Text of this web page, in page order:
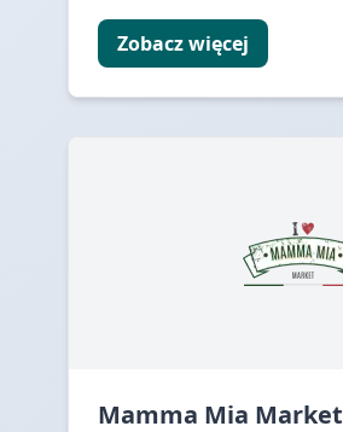
Zobacz więcej
Mamma Mia Market